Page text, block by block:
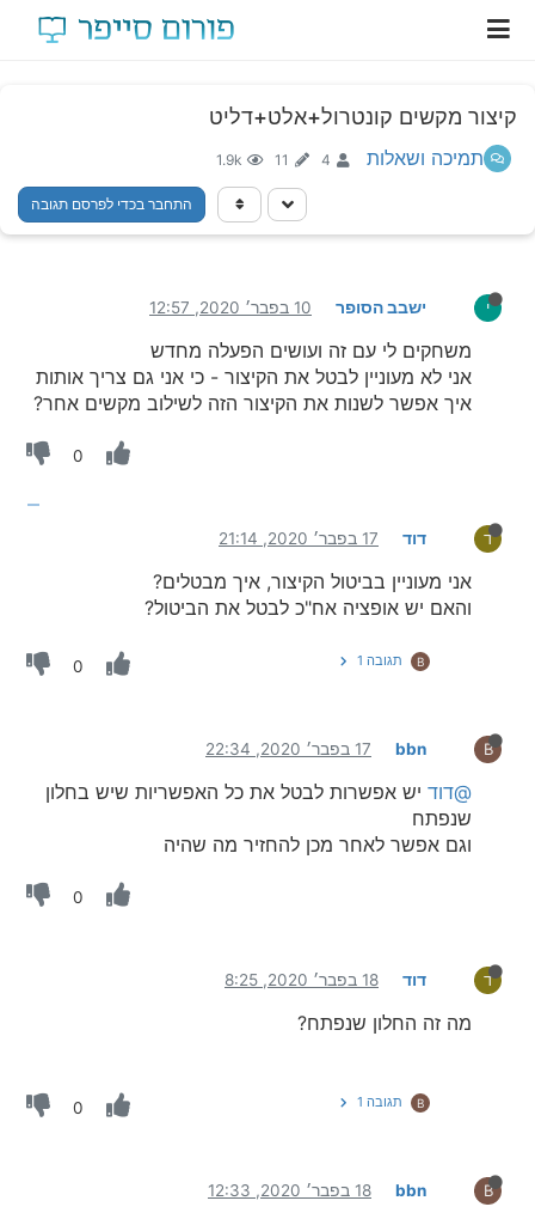
קיצור מקשים קונטרול+אלט+דליט
תמיכה ושאלות 4
11
1.9k
התחבר בכדי לפרסם תגובה
י ישבב הסופר 10 בפבר׳ 2020, 12:57
משחקים לי עם זה ועושים הפעלה מחדש
אני לא מעוניין לבטל את הקיצור - כי אני גם צריך אותות
איך אפשר לשנות את הקיצור הזה לשילוב מקשים אחר?
0
ד דוד 17 בפבר׳ 2020, 21:14
אני מעוניין בביטול הקיצור, איך מבטלים?
והאם יש אופציה אח"כ לבטל את הביטול?
B תגובה 1 0
B
bbn 17 בפבר׳ 2020, 22:34
@דוד יש אפשרות לבטל את כל האפשריות שיש בחלון
שנפתח
וגם אפשר לאחר מכן להחזיר מה שהיה
0
ד דוד 18 בפבר׳ 2020, 8:25
מה זה החלון שנפתח?
B תגובה 1 0
B
bbn 18 בפבר׳ 2020, 12:33